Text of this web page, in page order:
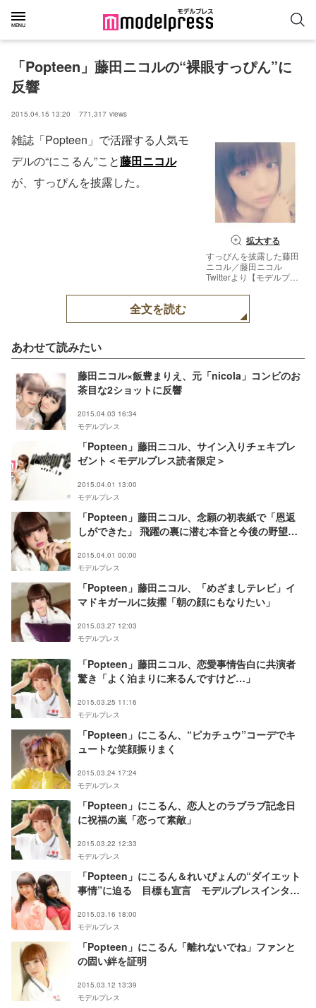
「Popteen」藤田ニコルの“裸眼すっぴん”に
反響
2015.04.15 13:20 771,317 views
拡大する
すっぴんを披露した藤田
ニコル／藤田ニコル
Twitterより【モデルプレ
雑誌「Popteen」で活躍する人気モ
デルの“にこるん”こと藤田ニコル
が、すっぴんを披露した。
全文を読む
あわせて読みたい
藤田ニコル×飯豊まりえ、元「nicola」コンビのお
茶目な2ショットに反響
2015.04.03 16:34
モデルプレス
「Popteen」藤田ニコル、サイン入りチェキプレ
ゼント＜モデルプレス読者限定＞
2015.04.01 13:00
モデルプレス
「Popteen」藤田ニコル、念願の初表紙で「恩返
しができた」 飛躍の裏に潜む本音と今後の野望
2015.04.01 00:00
モデルプレス
「Popteen」藤田ニコル、「めざましテレビ」イ
マドキガールに抜擢「朝の顔にもなりたい」
2015.03.27 12:03
モデルプレス
「Popteen」藤田ニコル、恋愛事情告白に共演者
驚き「よく泊まりに来るんですけど…」
2015.03.25 11:16
モデルプレス
「Popteen」にこるん、“ピカチュウ”コーデでキ
ュートな笑顔振りまく
2015.03.24 17:24
モデルプレス
「Popteen」にこるん、恋人とのラブラブ記念日
に祝福の嵐「恋って素敵」
2015.03.22 12:33
モデルプレス
「Popteen」にこるん＆れいぴょんの“ダイエット
事情”に迫る 目標も宣言 モデルプレスインタビ
2015.03.16 18:00
モデルプレス
「Popteen」にこるん「離れないでね」ファンと
の固い絆を証明
2015.03.12 13:39
モデルプレス